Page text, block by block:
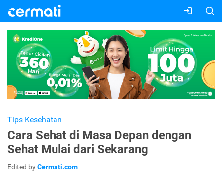
Tips Kesehatan
Cara Sehat di Masa Depan dengan
Sehat Mulai dari Sekarang
Edited byCermati.com